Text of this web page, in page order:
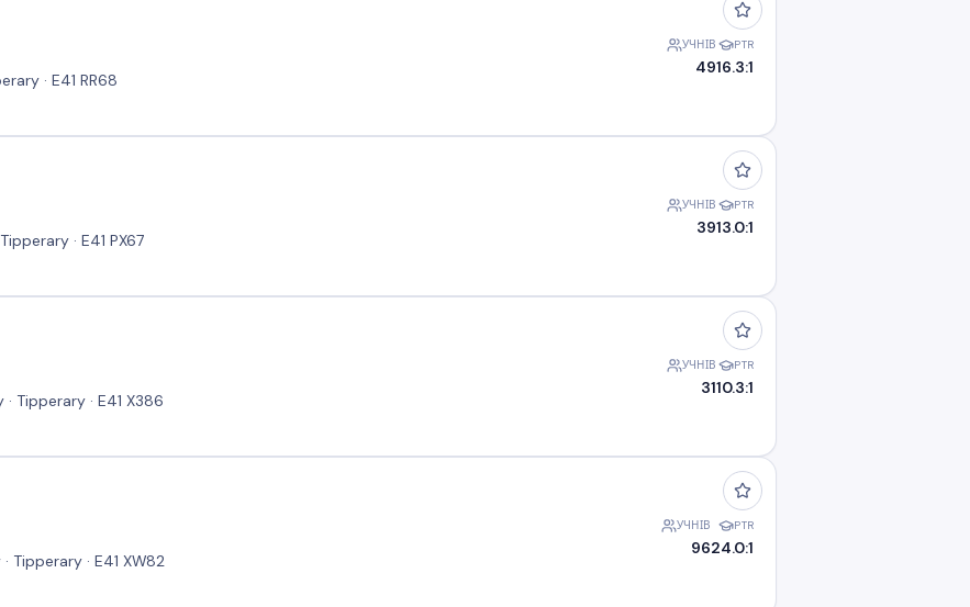
· E41 RR68
УЧНІВ
49
PTR
16.3:1
· E41 PX67
УЧНІВ
39
PTR
13.0:1
Tipperary · E41 X386
УЧНІВ
31
PTR
10.3:1
Tipperary · E41 XW82
УЧНІВ
96
PTR
24.0:1